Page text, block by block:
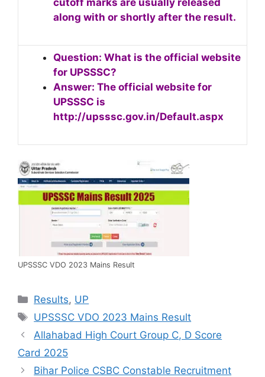
along with or shortly after the result.
Question: What is the official website
for UPSSSC?
Answer: The official website for
UPSSSC is
http://upsssc.gov.in/Default.aspx
UPSSSC VDO 2023 Mains Result
Results, UP
UPSSSC VDO 2023 Mains Result
Allahabad High Court Group C, D Score
Card 2025
Bihar Police CSBC Constable Recruitment